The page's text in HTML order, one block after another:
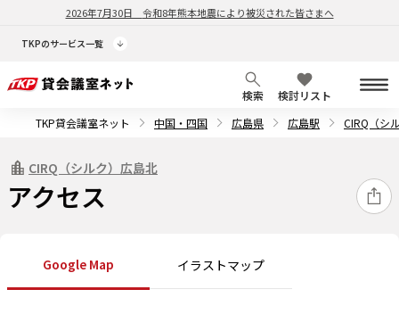
2026年7月30日 令和8年熊本地震により被災された皆さまへ
TKPのサービス一覧
検索
検討リスト
TKP貸会議室ネット
中国・四国 広島県 広島駅 CIRQ（シ
CIRQ（シルク）広島北
アクセス
Google Map イラストマップ